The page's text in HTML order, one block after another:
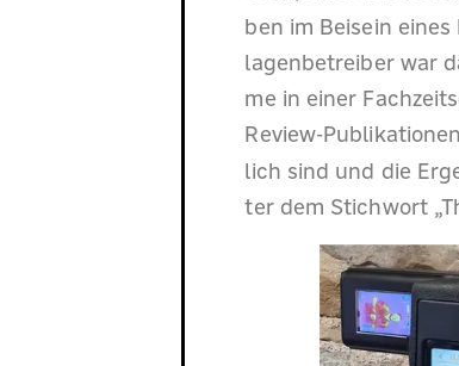
ben im Beisein
lagenbetreiber war
me in einer
Review-
lich sind und die
ter dem Stichwort